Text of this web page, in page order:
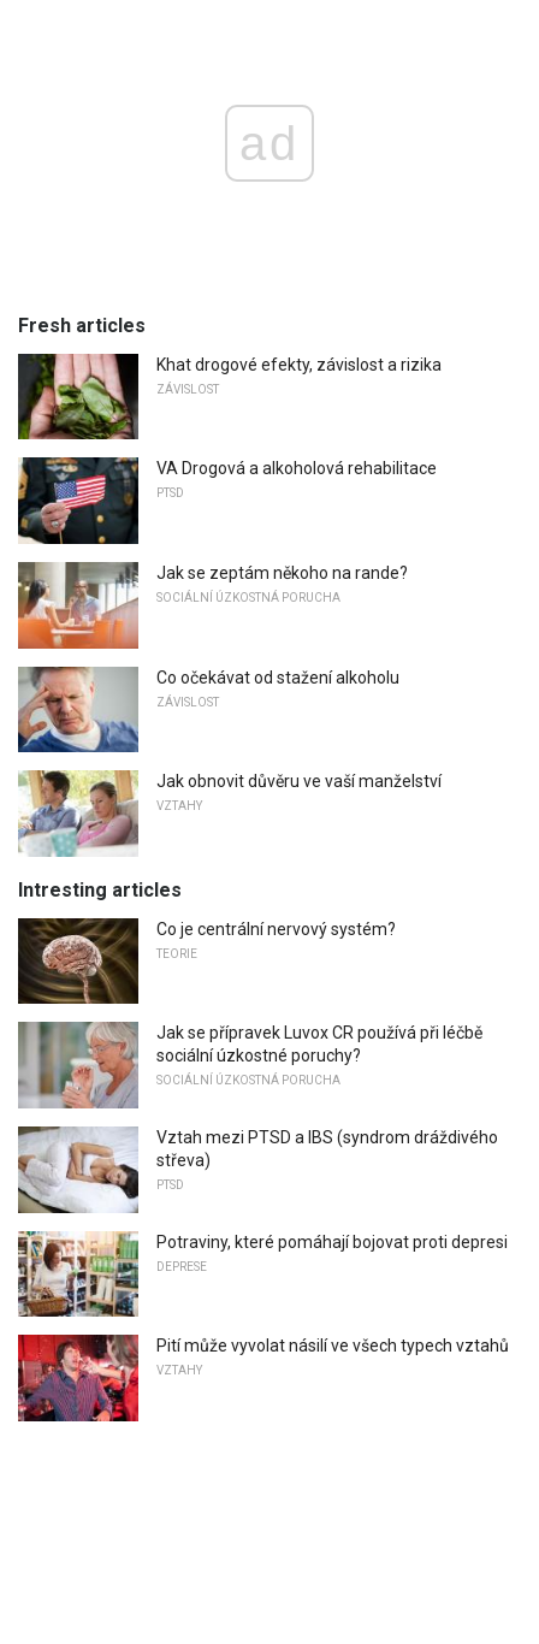
ad
Fresh articles
Khat drogové efekty, závislost a rizika
ZÁVISLOST
VA Drogová a alkoholová rehabilitace
PTSD
Jak se zeptám někoho na rande?
SOCIÁLNÍ ÚZKOSTNÁ PORUCHA
Co očekávat od stažení alkoholu
ZÁVISLOST
Jak obnovit důvěru ve vaší manželství
VZTAHY
Intresting articles
Co je centrální nervový systém?
TEORIE
Jak se přípravek Luvox CR používá při léčbě
sociální úzkostné poruchy?
SOCIÁLNÍ ÚZKOSTNÁ PORUCHA
Vztah mezi PTSD a IBS (syndrom dráždivého
střeva)
PTSD
Potraviny, které pomáhají bojovat proti depresi
DEPRESE
Pití může vyvolat násilí ve všech typech vztahů
VZTAHY